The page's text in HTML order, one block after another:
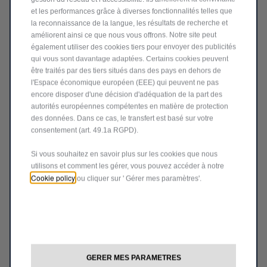
Code 50928406
HOUSSE DE PROTECTION
POUR INTÉRIEUR - JEEP
et les performances grâce à diverses fonctionnalités telles que
la reconnaissance de la langue, les résultats de recherche et
améliorent ainsi ce que nous vous offrons. Notre site peut
également utiliser des cookies tiers pour envoyer des publicités
qui vous sont davantage adaptées. Certains cookies peuvent
être traités par des tiers situés dans des pays en dehors de
l'Espace économique européen (EEE) qui peuvent ne pas
encore disposer d'une décision d'adéquation de la part des
autorités européennes compétentes en matière de protection
des données. Dans ce cas, le transfert est basé sur votre
consentement (art. 49.1a RGPD).
Si vous souhaitez en savoir plus sur les cookies que nous
utilisons et comment les gérer, vous pouvez accéder à notre
Cookie policy ou cliquer sur ' Gérer mes paramètres'.
GERER MES PARAMETRES